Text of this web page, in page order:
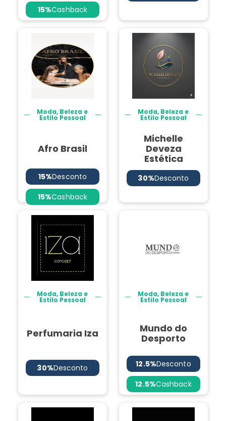
15%Cashback
Moda, Beleza e
Estilo Pessoal
Afro Brasil
15%Desconto
15%Cashback
Moda, Beleza e
Estilo Pessoal
Michelle
Deveza
Estética
30%Desconto
Moda, Beleza e
Estilo Pessoal
Perfumaria Iza
30%Desconto
Moda, Beleza e
Estilo Pessoal
Mundo do
Desporto
12.5%Desconto
12.5%Cashback